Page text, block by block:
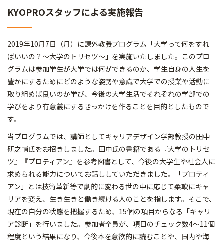
KYOPROスタッフによる実施報告
2019年10月7日（月）に課外教養プログラム「大学って何をすれ
ばいいの？～大学のトリセツ～」を実施いたしました。このプロ
グラムは参加学生が大学では何ができるのか、学生自身の人生を
豊かにするためにどのような姿勢や意識で大学での授業や活動に
取り組めば良いのか学び、今後の大学生活でそれぞれの学部での
学びをより有意義にするきっかけを作ることを目的としたもので
す。
当プログラムでは、講師としてキャリアデザイン学部教授の田中
研之輔氏をお招きしました。田中氏の書籍である『大学のトリセ
ツ』『プロティアン』を参考図書として、今後の大学生や社会人に
求められる能力についてお話ししていただきました。「プロティ
アン」とは技術革新等で劇的に変わる世の中に応じて柔軟にキャ
リアを変え、生き生きと働き続ける人のことを指します。そこで、
現在の自分の状態を把握するため、15個の項目からなる「キャリ
ア診断」を行いました。参加者全員が、項目のチェック数4〜11個
程度という結果になり、今後本を意欲的に読むことや、国内や海